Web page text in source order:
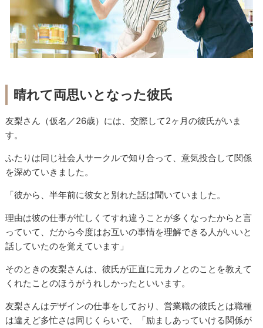
晴れて両思いとなった彼氏
友梨さん（仮名／26歳）には、交際して2ヶ月の彼氏がいま
す。
ふたりは同じ社会人サークルで知り合って、意気投合して関係
を深めていきました。
「彼から、半年前に彼女と別れた話は聞いていました。
理由は彼の仕事が忙しくてすれ違うことが多くなったからと言
っていて、だから今度はお互いの事情を理解できる人がいいと
話していたのを覚えています」
そのときの友梨さんは、彼氏が正直に元カノとのことを教えて
くれたことのほうがうれしかったといいます。
友梨さんはデザインの仕事をしており、営業職の彼氏とは職種
は違えど多忙さは同じくらいで、「励ましあっていける関係が